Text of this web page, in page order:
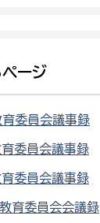
ージ
委員会議事録
委員会議事録
委員会議事録
育委員会会議録